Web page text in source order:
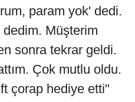
param yok' dedi.
Müşterim
sonra tekrar geldi.
Çok mutlu oldu.
çorap hediye etti"